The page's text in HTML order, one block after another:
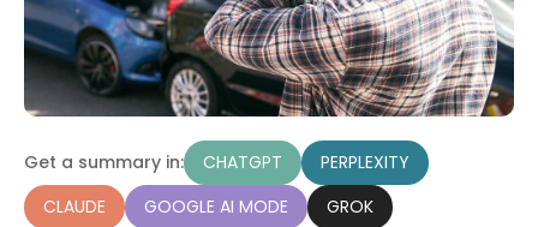
Get a summary in: CHATGPT
PERPLEXITY
CLAUDE
GOOGLE AI MODE GROK